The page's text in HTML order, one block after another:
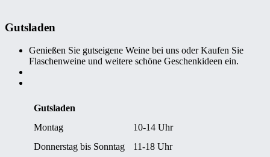
Gutsladen
Genießen Sie gutseigene Weine bei uns oder Kaufen Sie
Flaschenweine und weitere schöne Geschenkideen ein.
Gutsladen
Montag
10-14 Uhr
Donnerstag bis Sonntag
11-18 Uhr